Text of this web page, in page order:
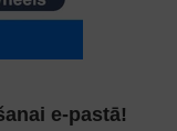
e-pastā!